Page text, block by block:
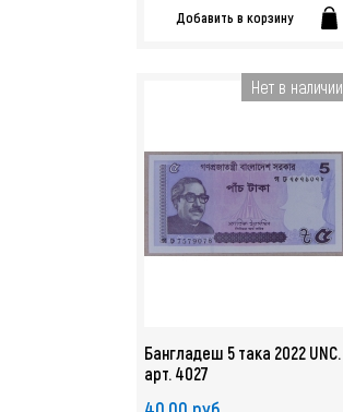
Добавить в корзину
Нет в наличии
Бангладеш 5 така 2022 UNC.
арт. 4027